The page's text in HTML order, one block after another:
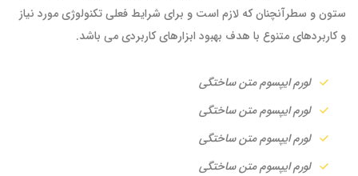
ستون و سطرآنچنان که لازم است و برای شرایط فعلی تکنولوژی مورد نیاز
و کاربردهای متنوع با هدف بهبود ابزارهای کاربردی می باشد.
لورم ایپسوم متن ساختگی
لورم ایپسوم متن ساختگی
لورم ایپسوم متن ساختگی
لورم ایپسوم متن ساختگی